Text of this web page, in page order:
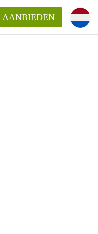
AANBIEDEN